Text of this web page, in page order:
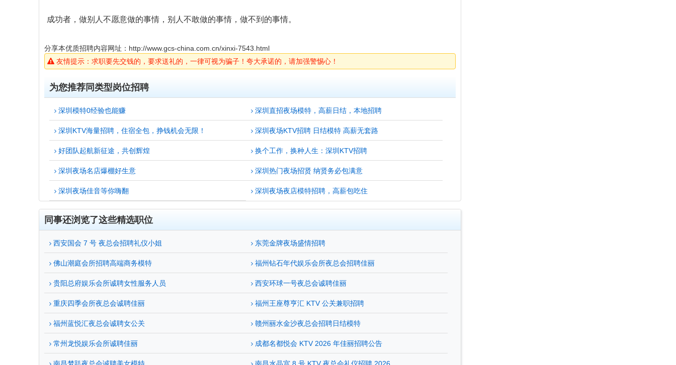
成功者，做别人不愿意做的事情，别人不敢做的事情，做不到的事情。
分享本优质招聘内容网址： http://www.gcs-china.com.cn/xinxi-7543.html
友情提示：求职要先交钱的，要求送礼的，一律可视为骗子！夸大承诺的，请加强警惕心！
为您推荐同类型岗位招聘
深圳模特0经验也能赚 深圳直招夜场模特，高薪日结，本地招聘
深圳KTV海量招聘，住宿全包，挣钱机会无限！ 深圳夜场KTV招聘 日结模特 高薪无套路
好团队起航新征途，共创辉煌 换个工作，换种人生：深圳KTV招聘
深圳夜场名店爆棚好生意 深圳热门夜场招贤 纳贤务必包满意
深圳夜场佳音等你嗨翻 深圳夜场夜店模特招聘，高薪包吃住
同事还浏览了这些精选职位
西安国会 7 号 夜总会招聘礼仪小姐 东莞金牌夜场盛情招聘
佛山潮庭会所招聘高端商务模特 福州钻石年代娱乐会所夜总会招聘佳丽
贵阳总府娱乐会所诚聘女性服务人员 西安环球一号夜总会诚聘佳丽
重庆四季会所夜总会诚聘佳丽 福州王座尊亨汇 KTV 公关兼职招聘
福州蓝悦汇夜总会诚聘女公关 赣州丽水金沙夜总会招聘日结模特
常州龙悦娱乐会所诚聘佳丽 成都名都悦会 KTV 2026 年佳丽招聘公告